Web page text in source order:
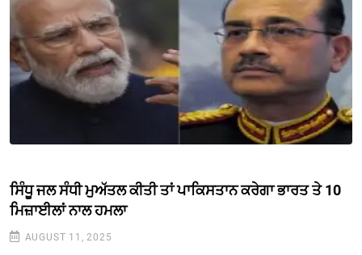
ਸਿੰਧੂ ਜਲ ਸੰਧੀ ਮੁਅੱਤਲ ਕੀਤੀ ਤਾਂ ਪਾਕਿਸਤਾਨ ਕਰੇਗਾ ਭਾਰਤ ਤੇ 10
ਮਿਜ਼ਾਈਲਾਂ ਨਾਲ ਹਮਲਾ
AUGUST 11, 2025